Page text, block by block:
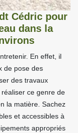
Cédric pour
dans la
En effet, il
de pose des
des travaux
ce genre de
la matière. Sachez
et accessibles à
appropriés